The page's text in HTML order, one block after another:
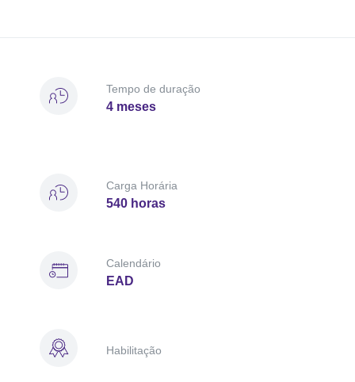
Tempo de duração
4 meses
Carga Horária
540 horas
Calendário
EAD
Habilitação